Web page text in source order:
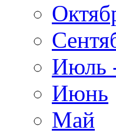
Июль
Июнь
Май